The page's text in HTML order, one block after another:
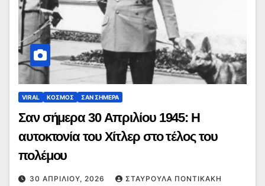
VIRAL ΚΟΣΜΟΣ ΣΑΝ ΣΗΜΕΡΑ
Σαν σήμερα 30 Απριλίου 1945: Η
αυτοκτονία του Χίτλερ στο τέλος του
πολέμου
30 ΑΠΡΙΛΊΟΥ, 2026 ΣΤΑΥΡΟΎΛΑ ΠΟΝΤΙΚΆΚΗ